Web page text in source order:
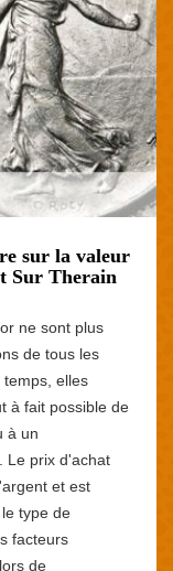
sur la valeur
Sur Therain
ne sont plus
de tous les
elles
à fait possible de
à un
Le prix d'achat
et est
type de
facteurs
de